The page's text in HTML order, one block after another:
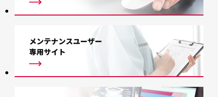
メンテナンスユーザー
専用サイト